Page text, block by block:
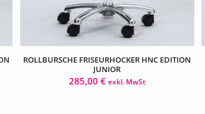
ROLLBURSCHE FRISEURHOCKER HNC EDITION
JUNIOR
285,00 € exkl. MwSt